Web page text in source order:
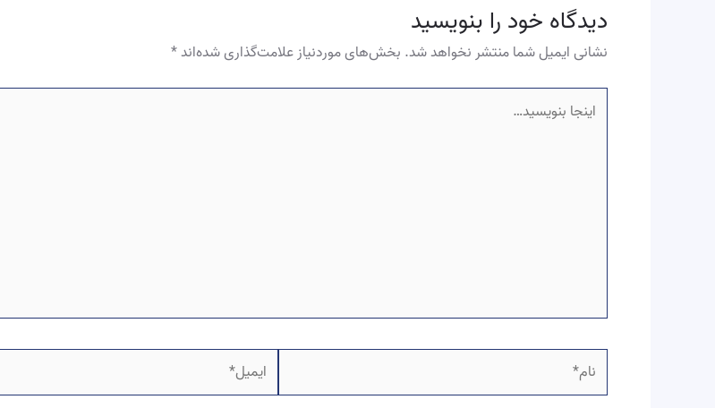
دیدگاه‌ خود را بنویسید
نشانی ایمیل شما منتشر نخواهد شد. بخش‌های موردنیاز علامت‌گذاری شده‌اند*
بنویسید…
نام* ایمیل*